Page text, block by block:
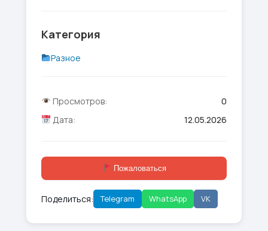
Категория
Разное
Просмотров:
0
Дата:
12.05.2026
Пожаловаться
Поделиться: Telegram WhatsApp VK